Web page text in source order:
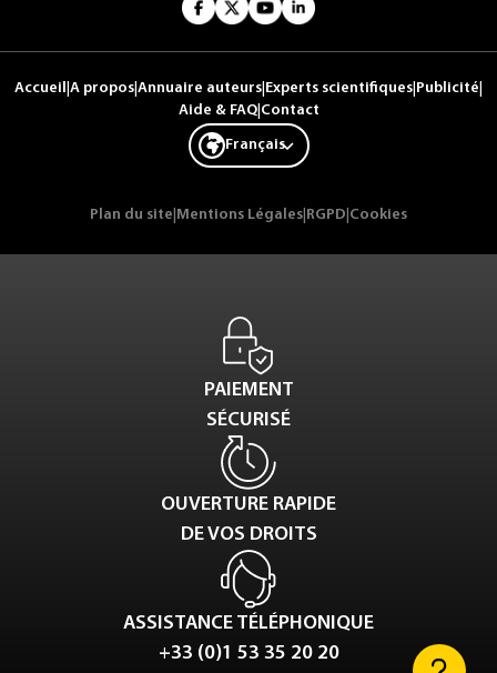
Accueil A propos Annuaire auteurs Experts scientifiques Publicité
Aide & FAQ| Contact
Français
Plan du site Mentions Légales RGPD Cookies
PAIEMENT
SÉCURISÉ
OUVERTURE RAPIDE
DE VOS DROITS
ASSISTANCE TÉLÉPHONIQUE
+33 (0)1 53 35 20 20